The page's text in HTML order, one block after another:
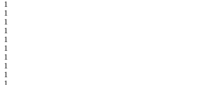
1
1
1
1
1
1
1
1
1